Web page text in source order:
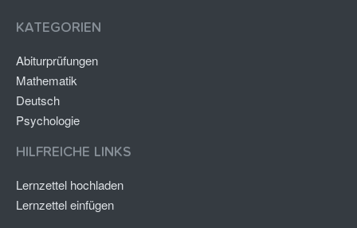
KATEGORIEN
Abiturprüfungen
Mathematik
Deutsch
Psychologie
HILFREICHE LINKS
Lernzettel hochladen
Lernzettel einfügen